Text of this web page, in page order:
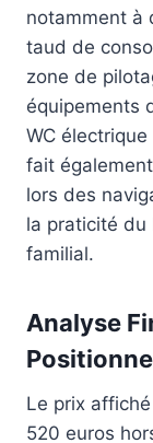
notamment à
taud de
zone de
équipements
WC
fait
lors des
la praticité du
familial.
Analyse
Le prix
520 euros